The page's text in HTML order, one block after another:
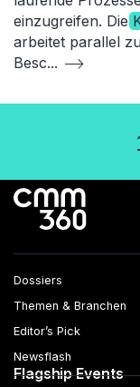
einzugreifen. Die
arbeitet parallel
Besc...
der
Beiträge
Dossiers
Themen & Branchen
Editor’s Pick
Newsflash
Flagship Events